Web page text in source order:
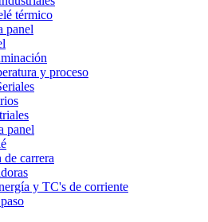
térmico
panel
y proceso
panel
carrera
y TC's de corriente